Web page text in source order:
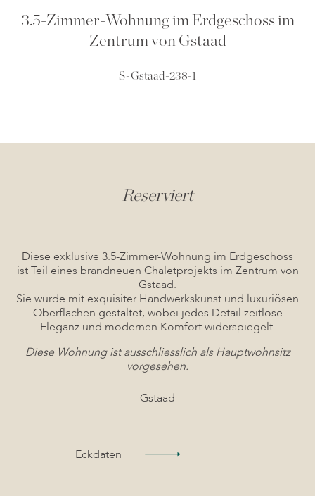
3.5-Zimmer-Wohnung im Erdgeschoss im
Zentrum von Gstaad
S-Gstaad-238-1
Reserviert
Diese exklusive 3.5-Zimmer-Wohnung im Erdgeschoss
ist Teil eines brandneuen Chaletprojekts im Zentrum von
Gstaad.
Sie wurde mit exquisiter Handwerkskunst und luxuriösen
Oberflächen gestaltet, wobei jedes Detail zeitlose
Eleganz und modernen Komfort widerspiegelt.
Diese Wohnung ist ausschliesslich als Hauptwohnsitz
vorgesehen.
Gstaad
Eckdaten